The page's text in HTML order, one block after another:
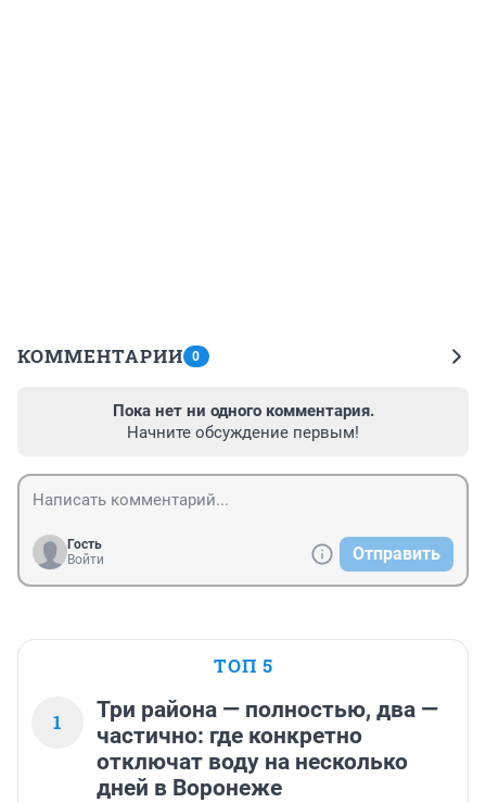
КОММЕНТАРИИ 0
Пока нет ни одного комментария.
Начните обсуждение первым!
Гость
Войти
Отправить
ТОП 5
1
Три района — полностью, два —
частично: где конкретно
отключат воду на несколько
дней в Воронеже